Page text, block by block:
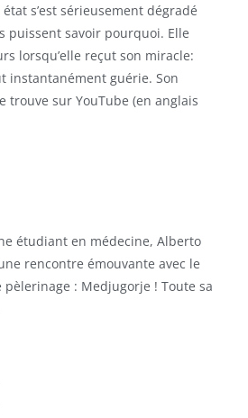
s’est sérieusement dégradé
puissent savoir pourquoi. Elle
lorsqu’elle reçut son miracle:
instantanément guérie. Son
trouve sur YouTube (en anglais
étudiant en médecine, Alberto
rencontre émouvante avec le
: Medjugorje ! Toute sa